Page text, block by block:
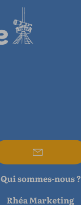
Qui sommes-nous ?
Rhéa Marketing